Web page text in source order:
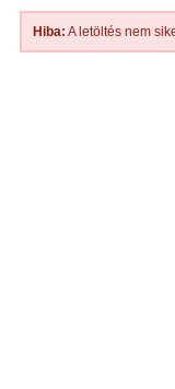
Hiba: A letöltés nem